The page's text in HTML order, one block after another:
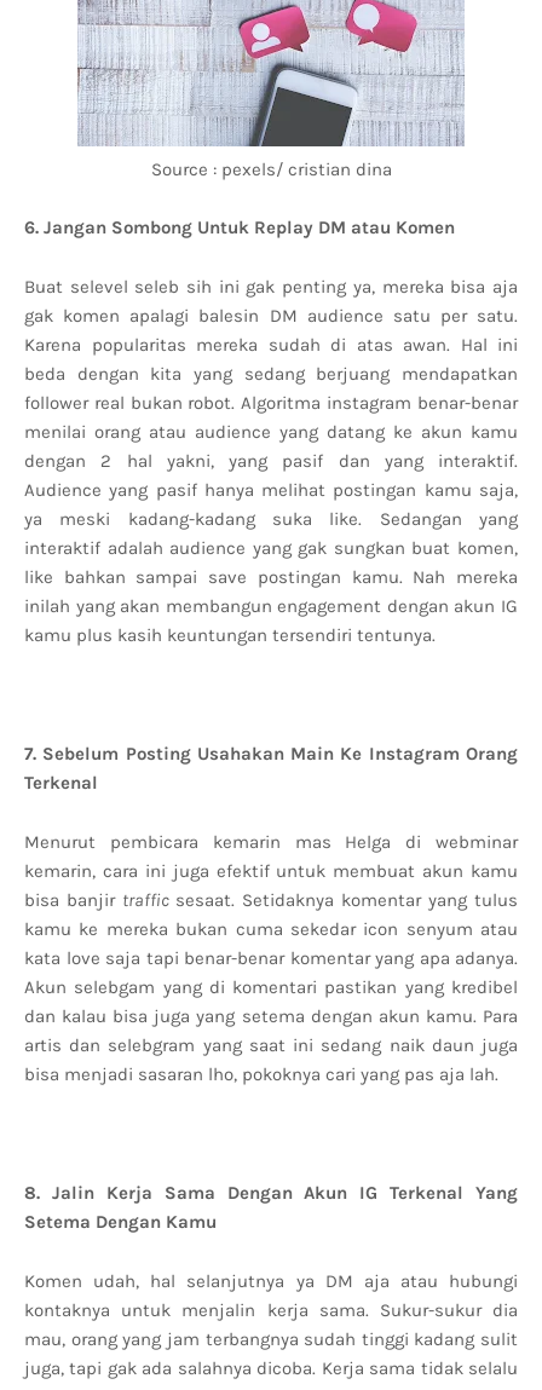
Source : pexels/ cristian dina
6. Jangan Sombong Untuk Replay DM atau Komen
Buat selevel seleb sih ini gak penting ya, mereka bisa aja
gak komen apalagi balesin DM audience satu per satu.
Karena popularitas mereka sudah di atas awan. Hal ini
beda dengan kita yang sedang berjuang mendapatkan
follower real bukan robot. Algoritma instagram benar-benar
menilai orang atau audience yang datang ke akun kamu
dengan 2 hal yakni, yang pasif dan yang interaktif.
Audience yang pasif hanya melihat postingan kamu saja,
ya meski kadang-kadang suka like. Sedangan yang
interaktif adalah audience yang gak sungkan buat komen,
like bahkan sampai save postingan kamu. Nah mereka
inilah yang akan membangun engagement dengan akun IG
kamu plus kasih keuntungan tersendiri tentunya.
7. Sebelum Posting Usahakan Main Ke Instagram Orang
Terkenal
Menurut pembicara kemarin mas Helga di webminar
kemarin, cara ini juga efektif untuk membuat akun kamu
bisa banjir traffic sesaat. Setidaknya komentar yang tulus
kamu ke mereka bukan cuma sekedar icon senyum atau
kata love saja tapi benar-benar komentar yang apa adanya.
Akun selebgam yang di komentari pastikan yang kredibel
dan kalau bisa juga yang setema dengan akun kamu. Para
artis dan selebgram yang saat ini sedang naik daun juga
bisa menjadi sasaran lho, pokoknya cari yang pas aja lah.
8. Jalin Kerja Sama Dengan Akun IG Terkenal Yang
Setema Dengan Kamu
Komen udah, hal selanjutnya ya DM aja atau hubungi
kontaknya untuk menjalin kerja sama. Sukur-sukur dia
mau, orang yang jam terbangnya sudah tinggi kadang sulit
juga, tapi gak ada salahnya dicoba. Kerja sama tidak selalu